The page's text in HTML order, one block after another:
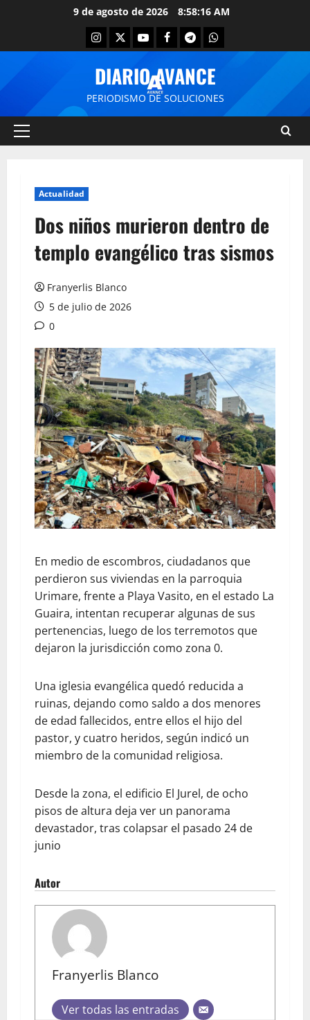
9 de agosto de 2026 8:58:16 AM
DIARIO AVANCE
PERIODISMO DE SOLUCIONES
Actualidad
Dos niños murieron dentro de
templo evangélico tras sismos
Franyerlis Blanco
5 de julio de 2026
0
En medio de escombros, ciudadanos que
perdieron sus viviendas en la parroquia
Urimare, frente a Playa Vasito, en el estado La
Guaira, intentan recuperar algunas de sus
pertenencias, luego de los terremotos que
dejaron la jurisdicción como zona 0.
Una iglesia evangélica quedó reducida a
ruinas, dejando como saldo a dos menores
de edad fallecidos, entre ellos el hijo del
pastor, y cuatro heridos, según indicó un
miembro de la comunidad religiosa.
Desde la zona, el edificio El Jurel, de ocho
pisos de altura deja ver un panorama
devastador, tras colapsar el pasado 24 de
junio
Autor
Franyerlis Blanco
Ver todas las entradas